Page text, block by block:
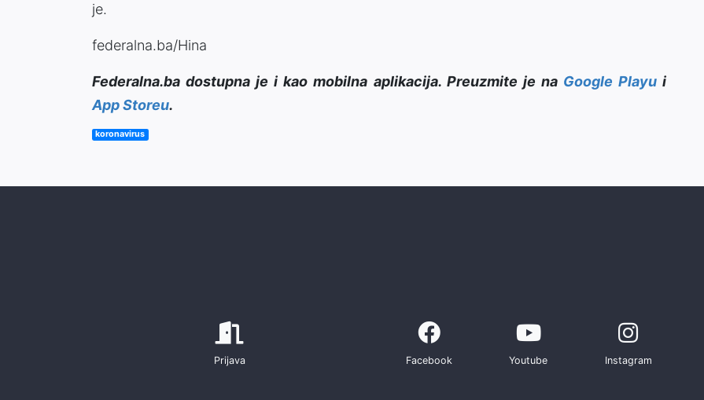
je.
federalna.ba/Hina
Federalna.ba dostupna je i kao mobilna aplikacija. Preuzmite je na Google Playui
App Storeu.
koronavirus
Prijava Facebook Youtube Instagram